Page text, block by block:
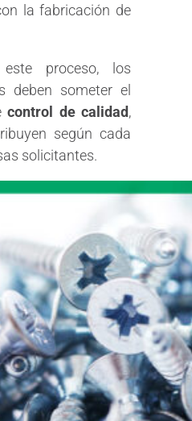
la fabricación de
proceso, los
deben someter el
control de calidad,
según cada
solicitantes.